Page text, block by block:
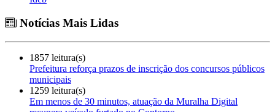
Notícias Mais Lidas
1857 leitura(s)
Prefeitura reforça prazos de inscrição dos concursos públicos
municipais
1259 leitura(s)
Em menos de 30 minutos, atuação da Muralha Digital